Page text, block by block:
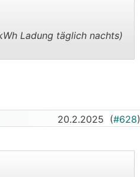
Ladung täglich nachts)
20.2.2025 (#628)